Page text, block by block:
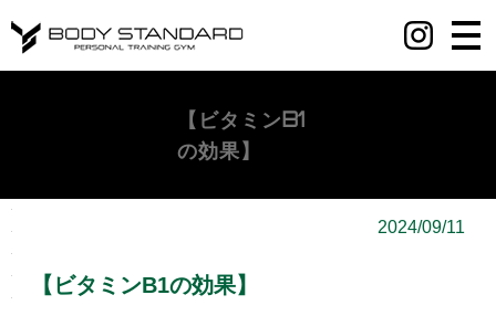
【ビタミンB1
の効果】
2024/09/11
【ビタミンB1の効果】